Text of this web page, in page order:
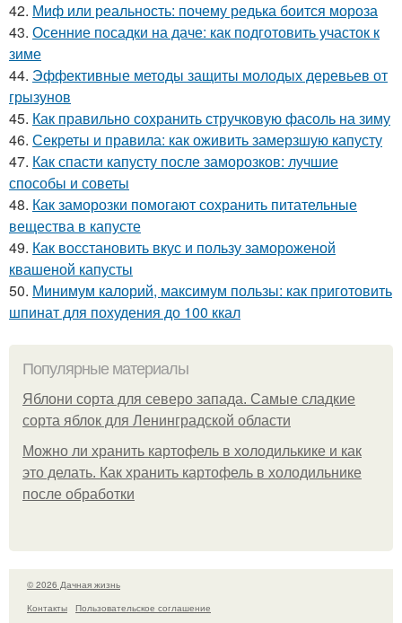
42. Миф или реальность: почему редька боится мороза
43. Осенние посадки на даче: как подготовить участок к
зиме
44. Эффективные методы защиты молодых деревьев от
грызунов
45. Как правильно сохранить стручковую фасоль на зиму
46. Секреты и правила: как оживить замерзшую капусту
47. Как спасти капусту после заморозков: лучшие
способы и советы
48. Как заморозки помогают сохранить питательные
вещества в капусте
49. Как восстановить вкус и пользу замороженой
квашеной капусты
50. Минимум калорий, максимум пользы: как приготовить
шпинат для похудения до 100 ккал
Популярные материалы
Яблони сорта для северо запада. Самые сладкие
сорта яблок для Ленинградской области
Можно ли хранить картофель в холодилькике и как
это делать. Как хранить картофель в холодильнике
после обработки
© 2026 Дачная жизнь
Контакты
Пользовательское соглашение